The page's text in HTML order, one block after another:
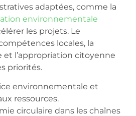
adaptées, comme la
environnementale
les projets. Le
locales, la
l’appropriation citoyenne
priorités.
environnementale et
ressources.
circulaire dans les chaînes